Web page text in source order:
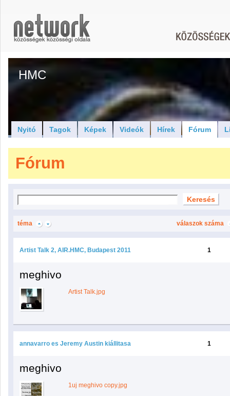
HMC
Nyitó Tagok Képek Videók Hírek Fórum
Fórum
téma válaszok száma
Artist Talk 2, AIR.HMC, Budapest 2011 1
meghivo
Artist Talk.jpg
annavarro es Jeremy Austin kiállitasa 1
meghivo
1uj meghivo copy.jpg